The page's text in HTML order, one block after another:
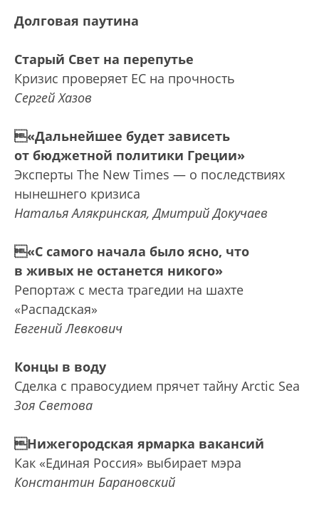
Долговая паутина
Старый Свет на перепутье
Кризис проверяет ЕС на прочность
Сергей Хазов
«Дальнейшее будет зависеть
от бюджетной политики Греции»
Эксперты The New Times — о последствиях
нынешнего кризиса
Наталья Алякринская, Дмитрий Докучаев
«С самого начала было ясно, что
в живых не останется никого»
Репортаж с места трагедии на шахте
«Распадская»
Евгений Левкович
Концы в воду
Сделка с правосудием прячет тайну Arctic Sea
Зоя Светова
Нижегородская ярмарка вакансий
Как «Единая Россия» выбирает мэра
Константин Барановский